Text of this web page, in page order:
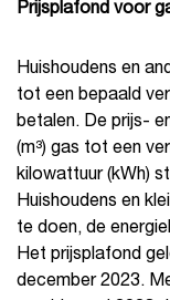
Prijsplafond voor
Huishoudens en
tot een bepaald
betalen. De prijs-
(m³) gas tot een
kilowattuur (kWh)
Huishoudens en
te doen, de
Het prijsplafond
december 2023.